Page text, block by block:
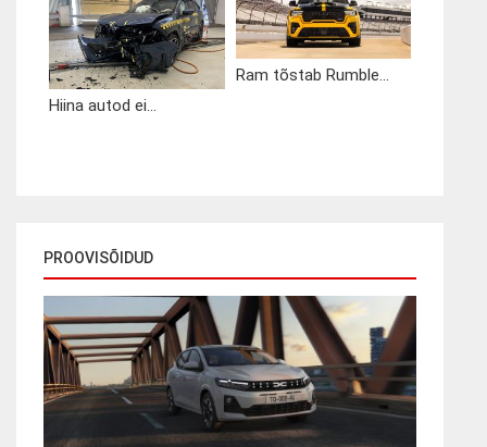
Hiina autod ei...
Ram tõstab Rumble...
PROOVISÕIDUD